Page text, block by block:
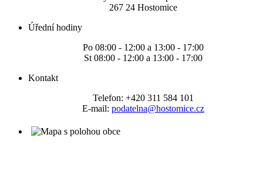
267 24 Hostomice
Úřední hodiny
Po 08:00 - 12:00 a 13:00 - 17:00
St 08:00 - 12:00 a 13:00 - 17:00
Kontakt
Telefon: +420 311 584 101
E-mail: podatelna@hostomice.cz